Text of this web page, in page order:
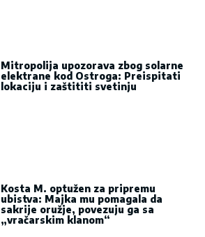
Mitropolija upozorava zbog solarne
elektrane kod Ostroga: Preispitati
lokaciju i zaštititi svetinju
Kosta M. optužen za pripremu
ubistva: Majka mu pomagala da
sakrije oružje, povezuju ga sa
„vračarskim klanom“